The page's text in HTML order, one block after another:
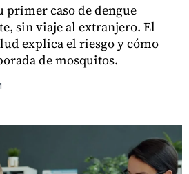
caso de dengue
sin viaje al extranjero. El
explica el riesgo y cómo
de mosquitos.